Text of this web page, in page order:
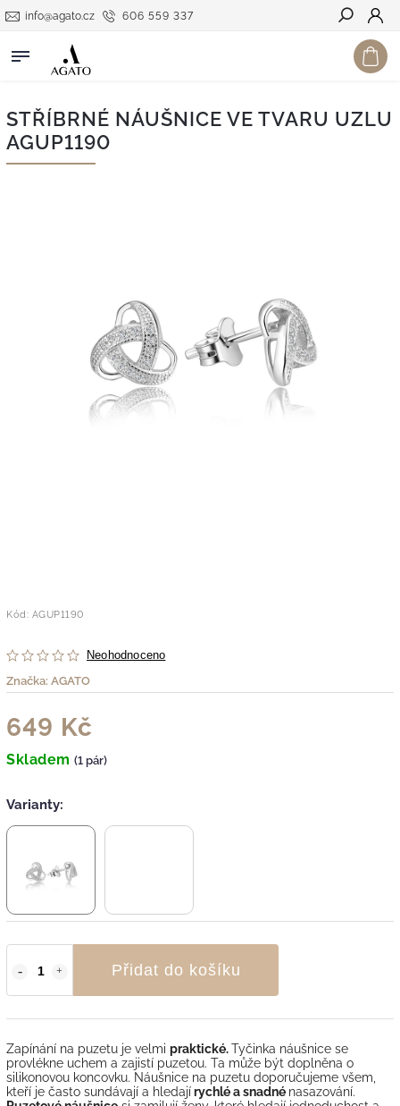
606 559 337
info@agato.cz
Hledat
STŘÍBRNÉ NÁUŠNICE VE TVARU UZLU
AGUP1190
Kód: AGUP1190
Neohodnoceno
Značka: AGATO
649 Kč
Skladem (1 pár)
Varianty:
Přidat do košíku
Zapínání na puzetu je velmi praktické.Tyčinka náušnice se
provlékne uchem a zajistí puzetou. Ta může být doplněna o
silikonovou koncovku. Náušnice na puzetu doporučujeme všem,
kteří je často sundávají a hledajírychlé a snadné nasazování.